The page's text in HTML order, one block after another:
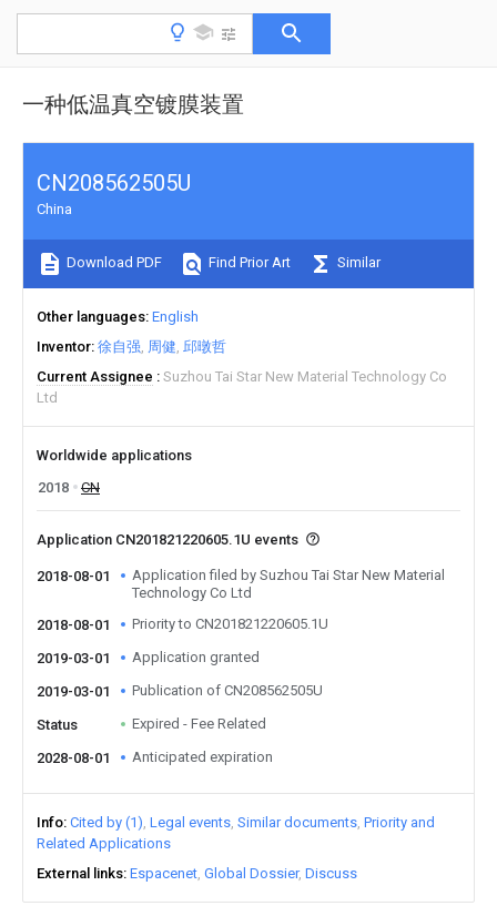
一种低温真空镀膜装置
CN208562505U
China
Download PDF Find Prior Art Similar
Other languages English
Inventor 徐自强 周健 邱暾哲
Current Assignee
Suzhou Tai Star New Material Technology Co
Ltd
Worldwide applications
2018
CN
Application CN201821220605.1U events
2018-08-01
Application filed by Suzhou Tai Star New Material
Technology Co Ltd
2018-08-01
Priority to CN201821220605.1U
2019-03-01 Application granted
2019-03-01 Publication of CN208562505U
Status Expired - Fee Related
2028-08-01 Anticipated expiration
Info Cited by (1) Legal events Similar documents Priority and
Related Applications
External links Espacenet Global Dossier Discuss